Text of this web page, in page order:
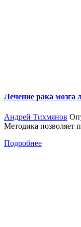
Лечение рака
Андрей Тихмянов
Методика позволяет
Подробнее